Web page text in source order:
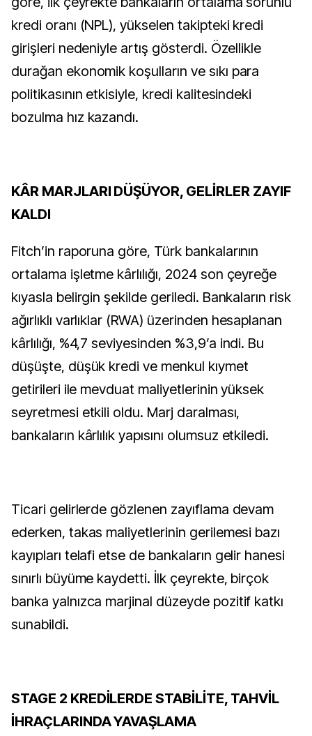
kredi oranı (NPL), yükselen takipteki kredi
girişleri nedeniyle artış gösterdi. Özellikle
durağan ekonomik koşulların ve sıkı para
politikasının etkisiyle, kredi kalitesindeki
bozulma hız kazandı.
KÂR MARJLARI DÜŞÜYOR, GELİRLER ZAYIF
KALDI
Fitch’in raporuna göre, Türk bankalarının
ortalama işletme kârlılığı, 2024 son çeyreğe
kıyasla belirgin şekilde geriledi. Bankaların risk
ağırlıklı varlıklar (RWA) üzerinden hesaplanan
kârlılığı, %4,7 seviyesinden %3,9’a indi. Bu
düşüşte, düşük kredi ve menkul kıymet
getirileri ile mevduat maliyetlerinin yüksek
seyretmesi etkili oldu. Marj daralması,
bankaların kârlılık yapısını olumsuz etkiledi.
Ticari gelirlerde gözlenen zayıflama devam
ederken, takas maliyetlerinin gerilemesi bazı
kayıpları telafi etse de bankaların gelir hanesi
sınırlı büyüme kaydetti. İlk çeyrekte, birçok
banka yalnızca marjinal düzeyde pozitif katkı
sunabildi.
STAGE 2 KREDİLERDE STABİLİTE, TAHVİL
İHRAÇLARINDA YAVAŞLAMA